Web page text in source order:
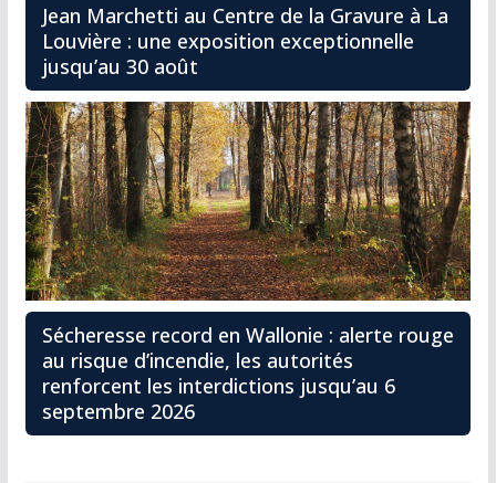
Jean Marchetti au Centre de la Gravure à La
Louvière : une exposition exceptionnelle
jusqu’au 30 août
Sécheresse record en Wallonie : alerte rouge
au risque d’incendie, les autorités
renforcent les interdictions jusqu’au 6
septembre 2026